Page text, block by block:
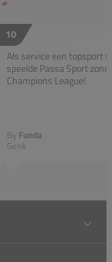
10
Als service een topsport
speelde Passa Sport
Champions League!
By Funda
Genk